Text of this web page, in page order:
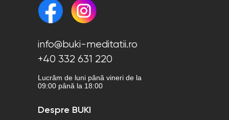
info@buki-meditatii.ro
+40 332 631 220
Lucrăm de luni până vineri de la
09:00 până la 18:00
Despre BUKI